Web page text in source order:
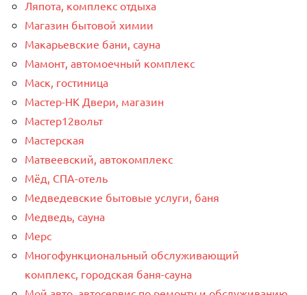
Ляпота, комплекс отдыха
Магазин бытовой химии
Макарьевские бани, сауна
Мамонт, автомоечный комплекс
Маск, гостиница
Мастер-НК Двери, магазин
Мастер12вольт
Мастерская
Матвеевский, автокомплекс
Мёд, СПА-отель
Медведевские бытовые услуги, баня
Медведь, сауна
Мерс
Многофункциональный обслуживающий
комплекс, ​городская баня-сауна